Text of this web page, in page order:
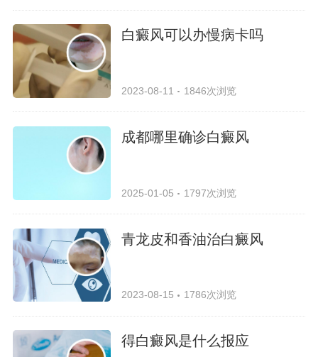
白癜风可以办慢病卡吗
2023-08-11 1846次浏览
成都哪里确诊白癜风
2025-01-05 1797次浏览
青龙皮和香油治白癜风
2023-08-15 1786次浏览
得白癜风是什么报应